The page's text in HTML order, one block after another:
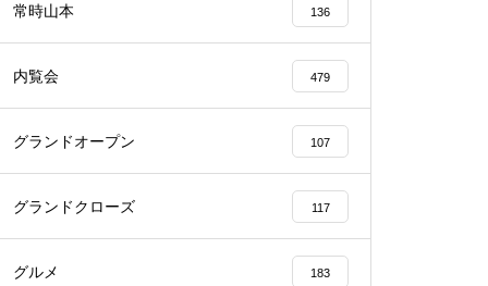
常時山本 136
内覧会 479
グランドオープン 107
グランドクローズ 117
グルメ 183